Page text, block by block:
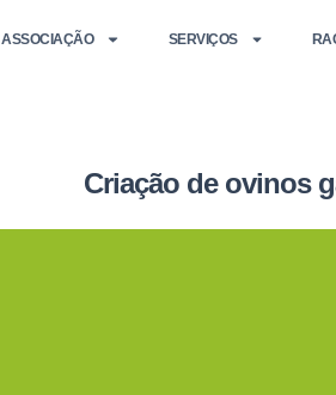
ASSOCIAÇÃO SERVIÇOS
Criação de ovinos